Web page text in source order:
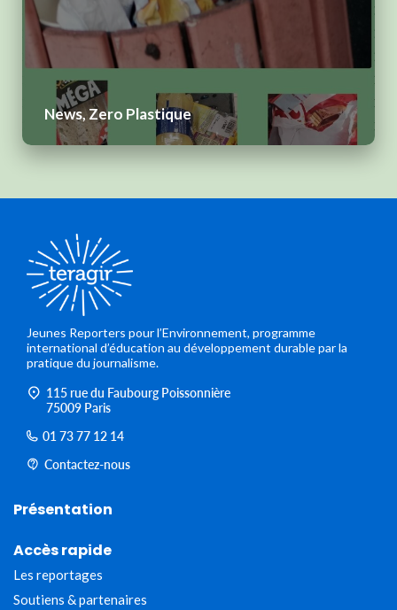
News, Zero Plastique
Jeunes Reporters pour l’Environnement, programme
international d’éducation au développement durable par la
pratique du journalisme.
115 rue du Faubourg Poissonnière
75009 Paris
01 73 77 12 14
Contactez-nous
Présentation
Accès rapide
Les reportages
Soutiens & partenaires